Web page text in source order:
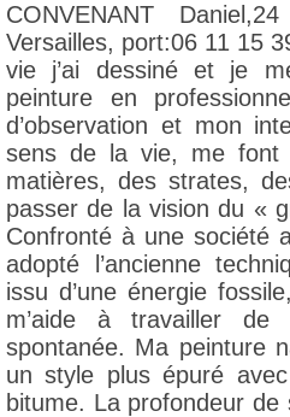
CONVENANT
Versailles, port:06 11 15
vie j’ai dessiné et je
peinture en
d’observation et mon
sens de la vie, me font
matières, des strates,
passer de la vision du «
Confronté à une société
adopté l’ancienne
issu d’une énergie
m’aide à travailler
spontanée. Ma peinture
un style plus épuré
bitume. La profondeur